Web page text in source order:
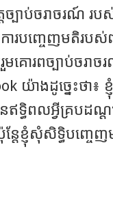
តច្បាប់ចរាចរណ៍
ារបញ្ចេញមតិរបស់
មគោរពច្បាប់ចរា
យ៉ាងដូច្នេះថា៖
នឥទ្ធិពលអ្វីគ្របដ
ប៉ុន្តែខ្ញុំសុំសិទ្ធិប